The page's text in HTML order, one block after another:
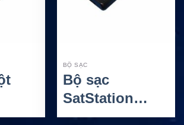
–
BỘ SẠC
Bộ sạc
SatStation
IsatPhone Pro